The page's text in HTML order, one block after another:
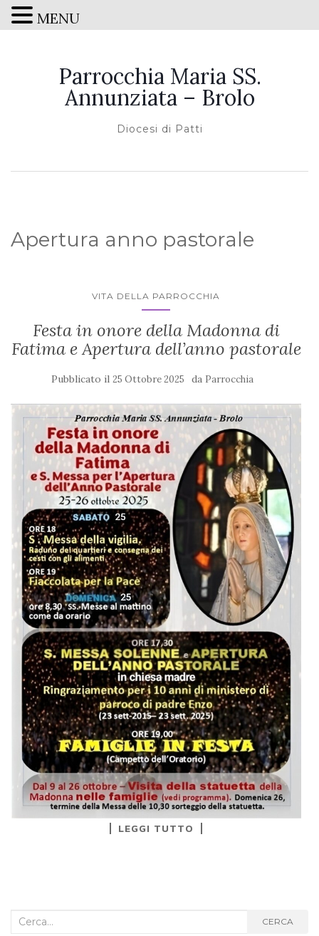
Parrocchia Maria SS.
Annunziata – Brolo
Diocesi di Patti
Apertura anno pastorale
VITA DELLA PARROCCHIA
Festa in onore della Madonna di
Fatima e Apertura dell’anno pastorale
Pubblicato il 25 Ottobre 2025 da Parrocchia
LEGGI TUTTO
Cerca
CERCA
MENU